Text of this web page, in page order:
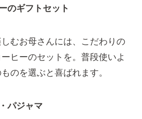
のギフトセット
むお母さんには、こだわりの
ヒーのセットを。普段使いよ
のを選ぶと喜ばれます。
パジャマ